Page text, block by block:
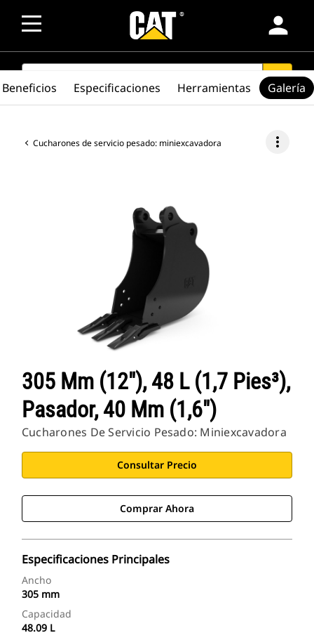
person
SEARCH search
Cucharones de servicio pesado: miniexcavadora more_vert
305 Mm (12"), 48 L (1,7 Pies³),
Pasador, 40 Mm (1,6")
Cucharones De Servicio Pesado: Miniexcavadora
Consultar Precio
Comprar Ahora
Especificaciones Principales
Ancho
305 mm
Capacidad
48.09 L
Beneficios Especificaciones Herramientas Galería